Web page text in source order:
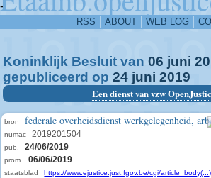
-
RSS ABOUT WEB LOG
Koninklijk Besluit van 06 juni
gepubliceerd op 24 juni 2019
Een dienst van vzw
bron federale overheidsdienst werkgelegenheid,
numac 2019201504
pub. 24/06/2019
prom. 06/06/2019
staatsblad https://www.ejustice.just.fgov.be/cgi/article_body(...)